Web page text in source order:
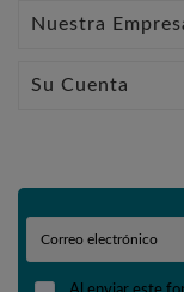
Nuestra
Su Cuenta